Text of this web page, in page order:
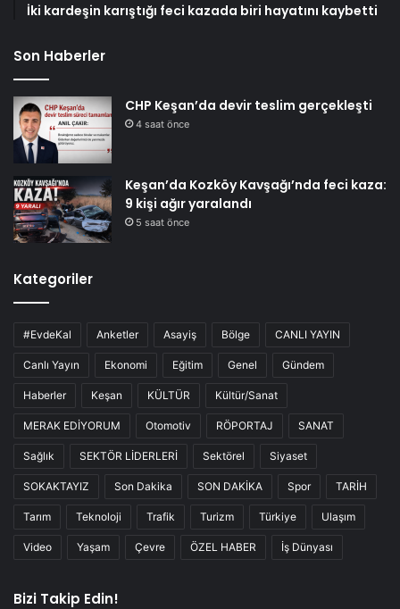
İki kardeşin karıştığı feci kazada biri hayatını kaybetti
Son Haberler
CHP Keşan’da devir teslim gerçekleşti
4 saat önce
Keşan’da Kozköy Kavşağı’nda feci kaza:
9 kişi ağır yaralandı
5 saat önce
Kategoriler
#EvdeKal Anketler Asayiş Bölge CANLI YAYIN
Canlı Yayın Ekonomi Eğitim Genel Gündem
Haberler Keşan KÜLTÜR Kültür/Sanat
MERAK EDİYORUM Otomotiv RÖPORTAJ SANAT
Sağlık SEKTÖR LİDERLERİ Sektörel Siyaset
SOKAKTAYIZ Son Dakika SON DAKİKA Spor TARİH
Tarım Teknoloji Trafik Turizm Türkiye Ulaşım
Video Yaşam Çevre ÖZEL HABER İş Dünyası
Bizi Takip Edin!